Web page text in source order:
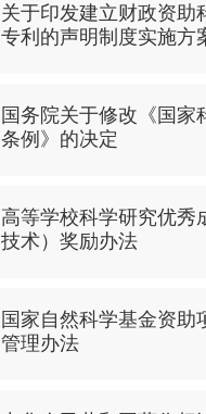
关于印发建立财政资助
专利的声明制度实施方
国务院关于修改《国家
条例》的决定
高等学校科学研究优秀
技术）奖励办法
国家自然科学基金资助
管理办法